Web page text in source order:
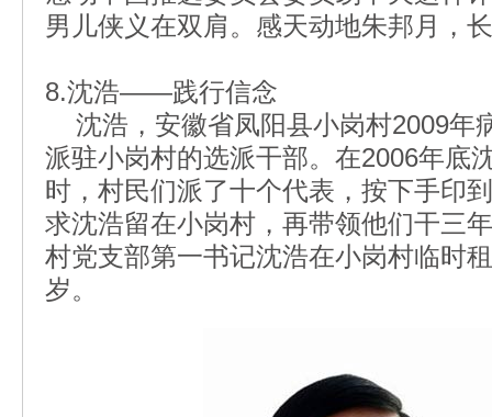
男儿侠义在双肩。感天动地朱邦月，
8.沈浩——践行信念
沈浩，安徽省凤阳县小岗村2009年
派驻小岗村的选派干部。在2006年底
时，村民们派了十个代表，按下手印
求沈浩留在小岗村，再带领他们干三
村党支部第一书记沈浩在小岗村临时
岁。